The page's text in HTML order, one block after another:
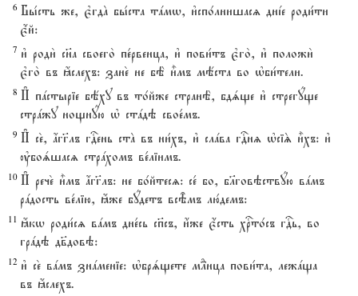
6 Бы1сть же, є3гдA бы1ста тaмw, и3спо1лнишасz днjе роди1ти
є4й:
7 и3 роди2 сн7а своего2 пе1рвенца, и3 пови1тъ є3го2, и3 положи2
є3го2 въ ћслехъ: зане2 не бЁ и5мъ мёста во њби1тели.
8 И# пaстыріе бёху въ то1йже странЁ, бдsще и3 стрегyще
стрaжу нощнyю њ стaдэ свое1мъ.
9 И# се2, ѓгг7лъ гDень стA въ ни1хъ, и3 слaва гDнz њсіS и5хъ: и3
ўбоsшасz стрaхомъ ве1ліимъ.
10 И# рече2 и5мъ ѓгг7лъ: не бо1йтесz: се1 бо, бlговэствyю вaмъ
рaдость ве1лію, ћже бyдетъ всBмъ лю1демъ:
11 ћкw роди1сz вaмъ дне1сь сп7съ, и4же є4сть хrто1съ гDь, во
грaдэ дв7довэ:
12 и3 се2 вaмъ знaменіе: њбрsщете мLнца пови1та, лежaща
въ ћслехъ.